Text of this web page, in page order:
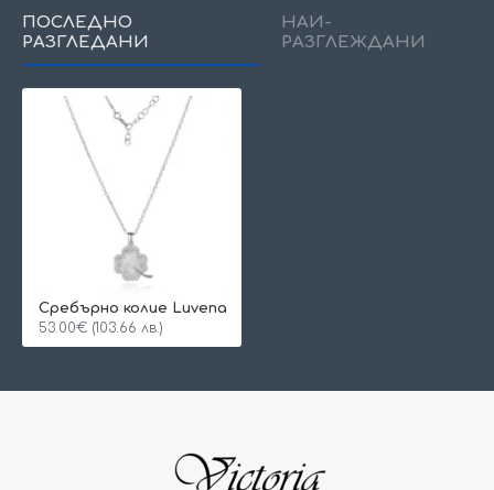
ПОСЛЕДНО
РАЗГЛЕДАНИ
НАЙ-
РАЗГЛЕЖДАНИ
Сребърно колие Luvena
53.00€ (103.66 лв.)